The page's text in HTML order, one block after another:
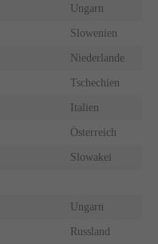
Ungarn
Slowenien
Niederlande
Tschechien
Italien
Österreich
Slowakei
Ungarn
Russland